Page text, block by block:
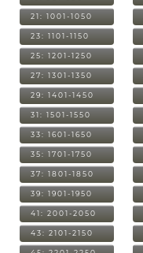
21: 1001-1050
23: 1101-1150
25: 1201-1250
27: 1301-1350
29: 1401-1450
31: 1501-1550
33: 1601-1650
35: 1701-1750
37: 1801-1850
39: 1901-1950
41: 2001-2050
43: 2101-2150